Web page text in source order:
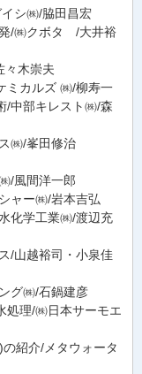
シ㈱/脇田昌宏
/㈱クボタ /大井裕
々木崇夫
ミカルズ ㈱/柳寿一
/中部キレスト㈱/森
㈱/峯田修治
/風間洋一郎
ャー㈱/岩本吉弘
化学工業㈱/渡辺充
/山越裕司・小泉佳
グ㈱/石鍋建彦
処理/㈱日本サーモエ
紹介/メタウォータ